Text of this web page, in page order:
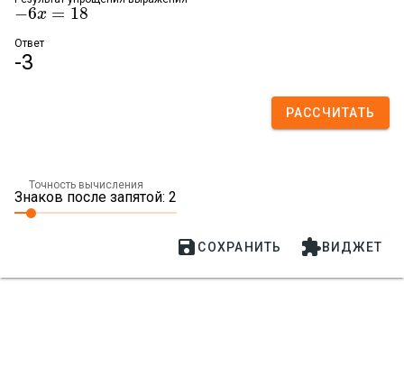
−6x = 18
−6x= 18
Ответ
-3
РАССЧИТАТЬ
Точность вычисления
Знаков после запятой: 2
 СОХРАНИТЬ ВИДЖЕТ